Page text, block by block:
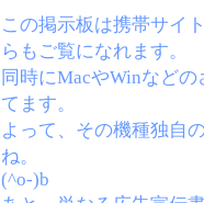
この掲示板は携帯サイ
らもご覧になれます。
同時にMacやWinなど
てます。
よって、その機種独自
ね。
(^o-)b